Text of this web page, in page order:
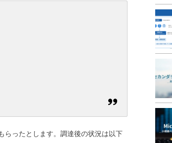
らったとします。調達後の状況は以下